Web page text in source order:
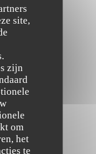
site,
zijn
om
het
te